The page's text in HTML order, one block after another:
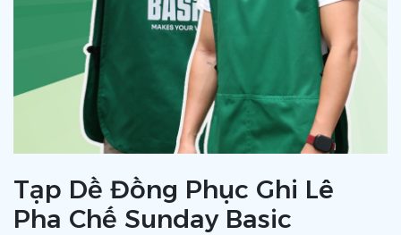
Tạp Dề Đồng Phục Ghi Lê
Pha Chế Sunday Basic